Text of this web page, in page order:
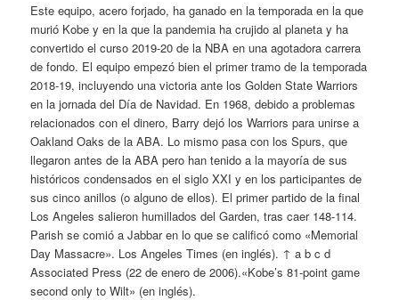
Este equipo, acero forjado, ha ganado en la temporada en la que
murió Kobe y en la que la pandemia ha crujido al planeta y ha
convertido el curso 2019-20 de la NBA en una agotadora carrera
de fondo. El equipo empezó bien el primer tramo de la temporada
2018-19, incluyendo una victoria ante los Golden State Warriors
en la jornada del Día de Navidad. En 1968, debido a problemas
relacionados con el dinero, Barry dejó los Warriors para unirse a
Oakland Oaks de la ABA. Lo mismo pasa con los Spurs, que
llegaron antes de la ABA pero han tenido a la mayoría de sus
históricos condensados en el siglo XXI y en los participantes de
sus cinco anillos (o alguno de ellos). El primer partido de la final
Los Angeles salieron humillados del Garden, tras caer 148-114.
Parish se comió a Jabbar en lo que se calificó como «Memorial
Day Massacre». Los Angeles Times (en inglés). ↑ a b c d
Associated Press (22 de enero de 2006).«Kobe’s 81-point game
second only to Wilt» (en inglés).